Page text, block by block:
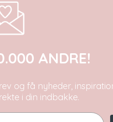
ANDRE!
og få nyheder,
i din indbakke.